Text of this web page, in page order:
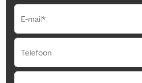
E-mail*
Telefoon